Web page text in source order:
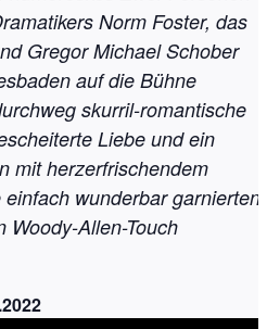
Norm Foster, das
Gregor Michael Schober
auf die Bühne
skurril-romantische
Liebe und ein
mit herzerfrischendem
wunderbar garnierten
Woody-Allen-Touch